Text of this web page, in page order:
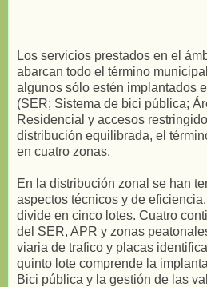
Los servicios prestados en el
abarcan todo el término
algunos sólo estén implantados
(SER; Sistema de bici pública;
Residencial y accesos
distribución equilibrada, el
en cuatro zonas.
En la distribución zonal se han
aspectos técnicos y de
divide en cinco lotes. Cuatro
del SER, APR y zonas
viaria de trafico y placas
quinto lote comprende la
Bici pública y la gestión de las